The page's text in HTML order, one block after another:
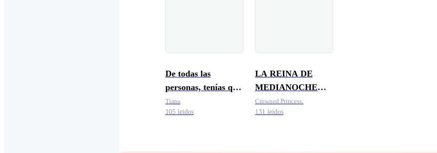
De todas las
personas, tenías que
ser tú
Tiana
105 leídos
LA REINA DE
MEDIANOCHE
DEL
MULTIMILLONARIO
Crowned Princess.
131 leídos